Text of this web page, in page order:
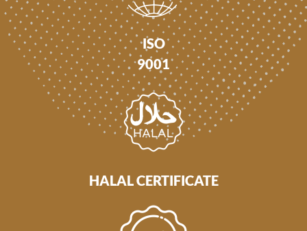
ISO
9001
HALAL CERTIFICATE